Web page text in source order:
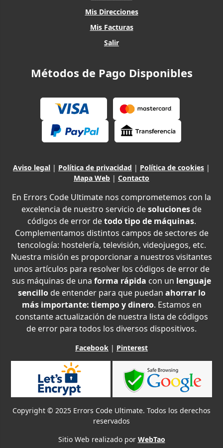
Mis Direcciones
Mis Facturas
Salir
Métodos de Pago Disponibles
Aviso legal | Política de privacidad | Política de cookies |
Mapa Web | Contacto
En Errors Code Ultimate nos comprometemos con la
excelencia de nuestro servicio desoluciones de
códigos de error detodo tipo de máquinas.
Complementamos distintos campos de sectores de
tencología: hostelería, televisión, videojuegos, etc.
Nuestra misión es proporcionar a nuestros visitantes
unos artículos para resolver los códigos de error de
sus máquinas de una forma rápida con un lenguaje
sencillode entender para que puedan ahorrar lo
más importante: tiempo y dinero. Estamos en
constante actualización de nuestra lista de códigos
de error para todos los diversos dispositivos.
Facebook | Pinterest
Copyright © 2025 Errors Code Ultimate. Todos los derechos
reservados
Sitio Web realizado por WebTao